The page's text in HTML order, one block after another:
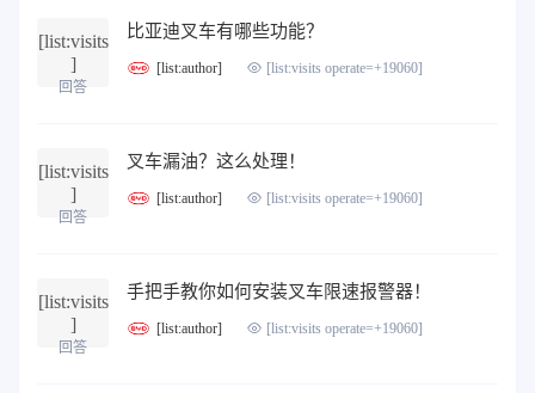
[list:visits
]
回答
比亚迪叉车有哪些功能？
[list:author] [list:visits operate=+19060]
[list:visits
]
回答
叉车漏油？这么处理！
[list:author] [list:visits operate=+19060]
[list:visits
]
回答
手把手教你如何安装叉车限速报警器！
[list:author] [list:visits operate=+19060]